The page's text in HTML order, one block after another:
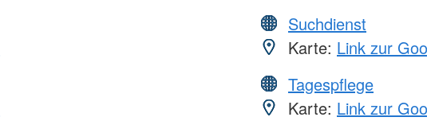
Suchdienst
Karte: Link zur
Tagespflege
Karte: Link zur